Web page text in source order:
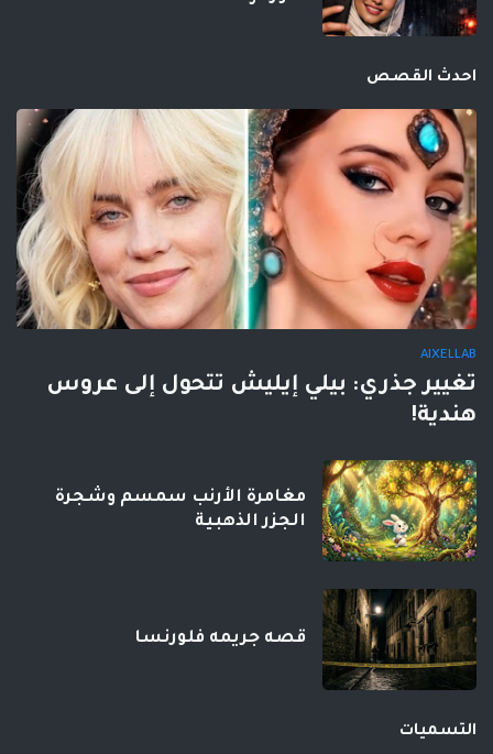
احدث القصص
AIXELLAB
تغيير جذري: بيلي إيليش تتحول إلى عروس
هندية!
مغامرة الأرنب سمسم وشجرة
الجزر الذهبية
قصه جريمه فلورنسا
التسميات